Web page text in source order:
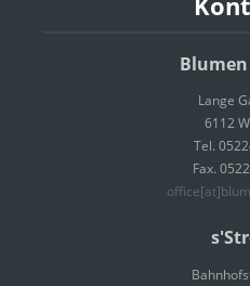
Lange
6112
Tel.
Fax.